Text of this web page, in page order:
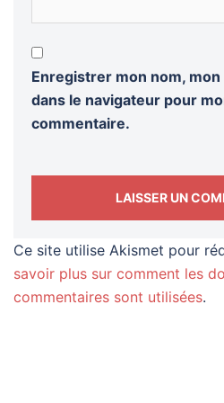
Enregistrer mon nom,
dans le navigateur pour
commentaire.
Ce site utilise Akismet pour
savoir plus sur comment les
commentaires sont utilisées.